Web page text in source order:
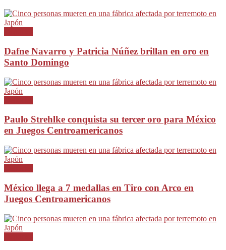
Dafne Navarro y Patricia Núñez brillan en oro en
Santo Domingo
Paulo Strehlke conquista su tercer oro para México
en Juegos Centroamericanos
México llega a 7 medallas en Tiro con Arco en
Juegos Centroamericanos